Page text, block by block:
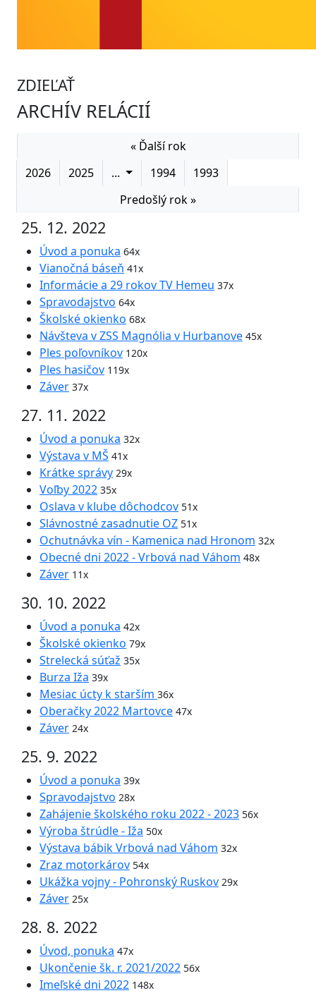
ZDIEĽAŤ
ARCHÍV RELÁCIÍ
« Ďalší rok
2026
2025 ... 1994
1993
Predošlý rok »
25. 12. 2022
Úvod a ponuka 64x
Vianočná báseň 41x
Informácie a 29 rokov TV Hemeu 37x
Spravodajstvo 64x
Školské okienko 68x
Návšteva v ZSS Magnólia v Hurbanove 45x
Ples poľovníkov 120x
Ples hasičov 119x
Záver 37x
27. 11. 2022
Úvod a ponuka 32x
Výstava v MŠ 41x
Krátke správy 29x
Voľby 2022 35x
Oslava v klube dôchodcov 51x
Slávnostné zasadnutie OZ 51x
Ochutnávka vín - Kamenica nad Hronom 32x
Obecné dni 2022 - Vrbová nad Váhom 48x
Záver 11x
30. 10. 2022
Úvod a ponuka 42x
Školské okienko 79x
Strelecká súťaž 35x
Burza Iža 39x
Mesiac úcty k starším 36x
Oberačky 2022 Martovce 47x
Záver 24x
25. 9. 2022
Úvod a ponuka 39x
Spravodajstvo 28x
Zahájenie školského roku 2022 - 2023 56x
Výroba štrúdle - Iža 50x
Výstava bábik Vrbová nad Váhom 32x
Zraz motorkárov 54x
Ukážka vojny - Pohronský Ruskov 29x
Záver 25x
28. 8. 2022
Úvod, ponuka 47x
Ukončenie šk. r. 2021/2022 56x
Imeľské dni 2022 148x